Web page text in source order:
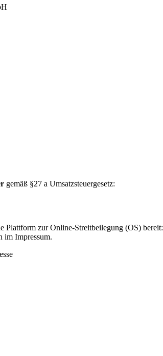
gemäß §27 a Umsatzsteuergesetz:
Plattform zur Online-Streitbeilegung (OS) bereit:
im Impressum.